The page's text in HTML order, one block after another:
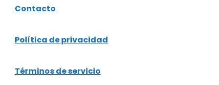
Contacto
Política de privacidad
Términos de servicio